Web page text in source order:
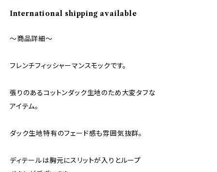
International shipping available
～商品詳細～
フレンチフィッシャーマンスモックです。
張りのあるコットンダック生地のため大変タフな
アイテム。
ダック生地特有のフェード感も雰囲気抜群。
ディテールは胸元にスリットが入りとループ